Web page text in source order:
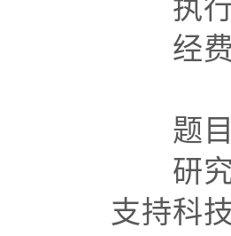
执行
经费
题目
研究
支持科